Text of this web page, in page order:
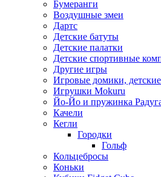
Бумеранги
Воздушные змеи
Дартс
Детские батуты
Детские палатки
Детские спортивные
Другие игры
Игровые домики,
Игрушки Mokuru
Йо-Йо и пружинка
Качели
Кегли
Городки
Гольф
Кольцебросы
Коньки